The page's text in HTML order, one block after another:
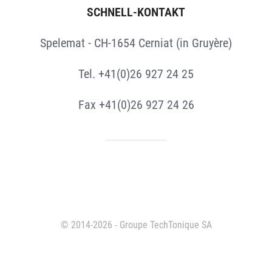
SCHNELL-KONTAKT
Spelemat - CH-1654 Cerniat (in Gruyère)
Tel. +41(0)26 927 24 25
Fax +41(0)26 927 24 26
© 2014-2026 - Groupe TechTonique SA